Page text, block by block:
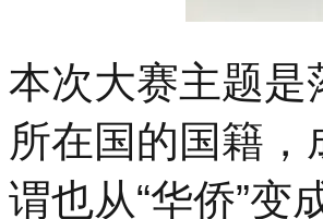
本次大赛主题是
所在国的国籍
谓也从“华侨”变